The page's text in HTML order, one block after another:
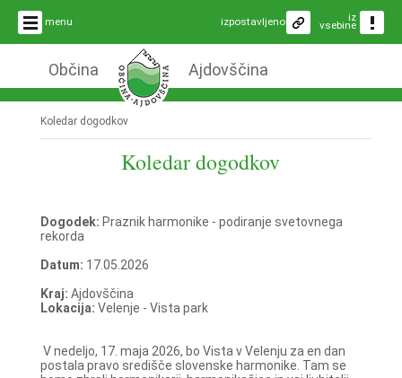
menu iz
vsebine
izpostavljeno
Občina Ajdovščina
Koledar dogodkov
Koledar dogodkov
Dogodek: Praznik harmonike - podiranje svetovnega
rekorda
Datum: 17.05.2026
Kraj: Ajdovščina
Lokacija: Velenje - Vista park
V nedeljo, 17. maja 2026, bo Vista v Velenju za en dan
postala pravo središče slovenske harmonike. Tam se